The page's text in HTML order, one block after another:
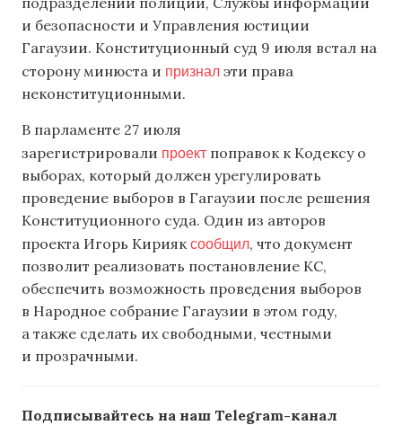
и безопасности и Управления юстиции
Гагаузии. Конституционный суд 9 июля встал на
сторону минюста и признал эти права
неконституционными.
В парламенте 27 июля
зарегистрировали проект поправок к Кодексу о
выборах, который должен урегулировать
проведение выборов в Гагаузии после решения
Конституционного суда. Один из авторов
проекта Игорь Кирияк сообщил, что документ
позволит реализовать постановление КС,
обеспечить возможность проведения выборов
в Народное собрание Гагаузии в этом году,
а также сделать их свободными, честными
и прозрачными.
Подписывайтесь на наш Telegram-канал